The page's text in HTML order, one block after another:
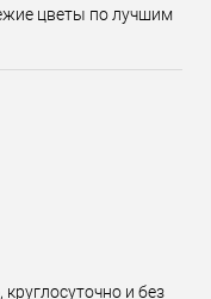
цветы по лучшим
и без